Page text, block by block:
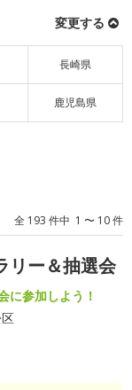
変更する
長崎県
鹿児島県
全 193 件中 1 〜 10 件
リー＆抽選会
に参加しよう！